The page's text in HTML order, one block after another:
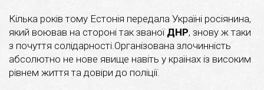
Кілька років тому Естонія передала Україні росіянина,
який воював на стороні так званоїДНР, знову ж таки
з почуття солідарності.Організована злочинність
абсолютно не нове явище навіть у країнах із високим
рівнем життя та довіри до поліції.